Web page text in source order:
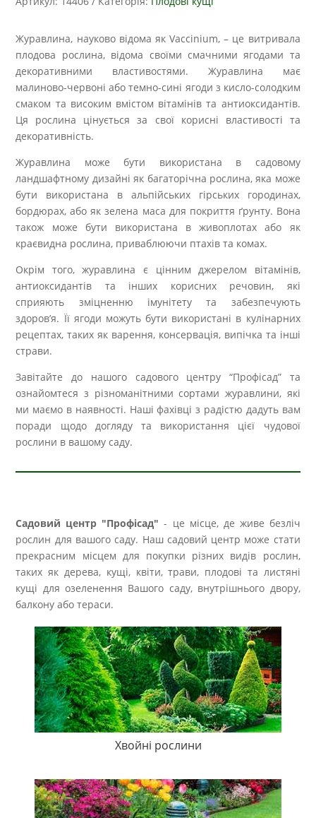
Журавлина, науково відома як Vaccinium, – це витривала
плодова рослина, відома своїми смачними ягодами та
декоративними властивостями. Журавлина має
малиново-червоні або темно-сині ягоди з кисло-солодким
смаком та високим вмістом вітамінів та антиоксидантів.
Ця рослина цінується за свої корисні властивості та
декоративність.
Журавлина може бути використана в садовому
ландшафтному дизайні як багаторічна рослина, яка може
бути використана в альпійських гірських городинах,
бордюрах, або як зелена маса для покриття ґрунту. Вона
також може бути використана в живоплотах або як
краєвидна рослина, приваблюючи птахів та комах.
Окрім того, журавлина є цінним джерелом вітамінів,
антиоксидантів та інших корисних речовин, які
сприяють зміцненню імунітету та забезпечують
здоров’я. Її ягоди можуть бути використані в кулінарних
рецептах, таких як варення, консервація, випічка та інші
страви.
Завітайте до нашого садового центру “Профісад” та
ознайомтеся з різноманітними сортами журавлини, які
ми маємо в наявності. Наші фахівці з радістю дадуть вам
поради щодо догляду та використання цієї чудової
рослини в вашому саду.
Садовий центр "Профісад" - це місце, де живе безліч
рослин для вашого саду. Наш садовий центр може стати
прекрасним місцем для покупки різних видів рослин,
таких як дерева, кущі, квіти, трави, плодові та листяні
кущі для озеленення Вашого саду, внутрішнього двору,
балкону або тераси.
Хвойні рослини